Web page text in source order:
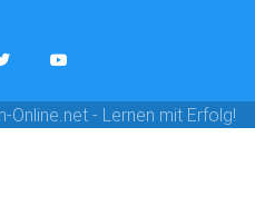
- Lernen mit Erfolg!